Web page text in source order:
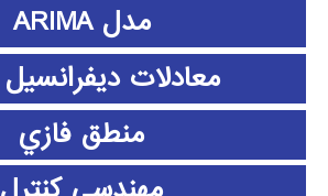
مدل ARIMA
معادلات دیفرانسیل ODE
منطق فازي